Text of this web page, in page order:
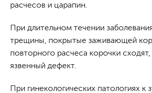
расчесов и царапин.
При длительном течении
трещины, покрытые заживающей
повторного расчеса корочки
язвенный дефект.
При гинекологических патологиях к